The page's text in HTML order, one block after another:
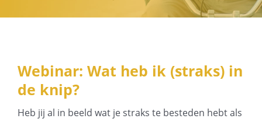
Contact
Webinar: Wat heb ik (straks) in
de knip?
Heb jij al in beeld wat je straks te besteden hebt als